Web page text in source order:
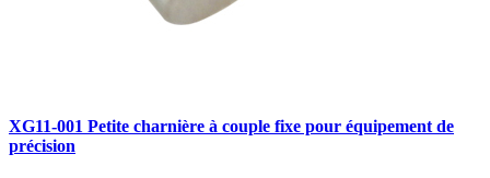
XG11-001 Petite charnière à couple fixe pour équipement de
précision